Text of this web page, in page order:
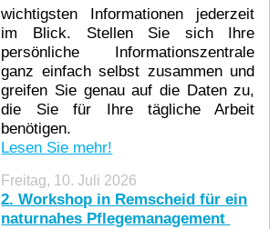
wichtigsten Informationen jederzeit
im Blick. Stellen Sie sich Ihre
persönliche Informationszentrale
ganz einfach selbst zusammen und
greifen Sie genau auf die Daten zu,
die Sie für Ihre tägliche Arbeit
benötigen.
Lesen Sie mehr!
Freitag, 10. Juli 2026
2. Workshop in Remscheid für ein
naturnahes Pflegemanagement